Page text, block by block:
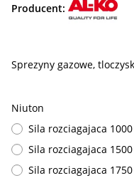
Producent:
Sprezyny gazowe,
Niuton
Sila rozciagajaca
Sila rozciagajaca
Sila rozciagajaca